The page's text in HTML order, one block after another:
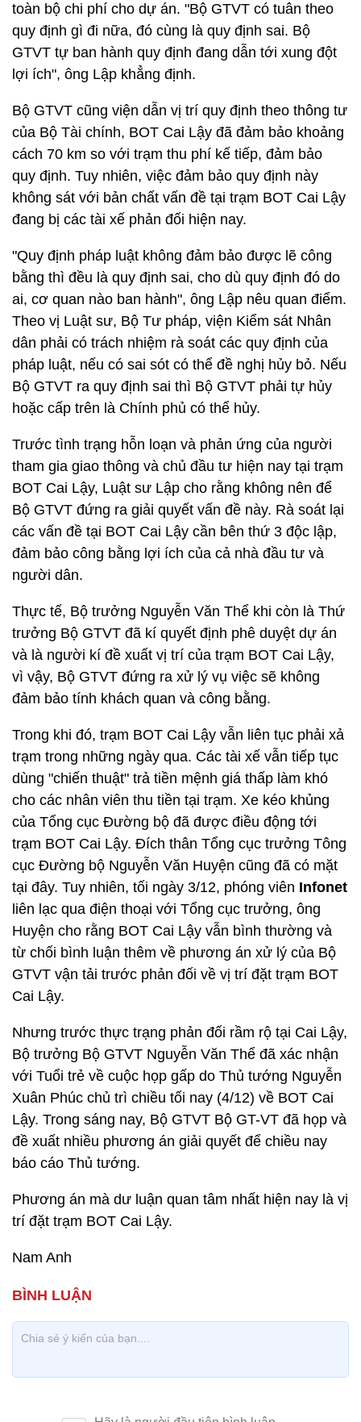
toàn bộ chi phí cho dự án. "Bộ GTVT có tuân theo
quy định gì đi nữa, đó cùng là quy định sai. Bộ
GTVT tự ban hành quy định đang dẫn tới xung đột
lợi ích", ông Lập khẳng định.
Bộ GTVT cũng viện dẫn vị trí quy định theo thông tư
của Bộ Tài chính, BOT Cai Lậy đã đảm bảo khoảng
cách 70 km so với trạm thu phí kế tiếp, đảm bảo
quy định. Tuy nhiên, việc đảm bảo quy định này
không sát với bản chất vấn đề tại trạm BOT Cai Lậy
đang bị các tài xế phản đối hiện nay.
"Quy định pháp luật không đảm bảo được lẽ công
bằng thì đều là quy định sai, cho dù quy định đó do
ai, cơ quan nào ban hành", ông Lập nêu quan điểm.
Theo vị Luật sư, Bộ Tư pháp, viện Kiểm sát Nhân
dân phải có trách nhiệm rà soát các quy định của
pháp luật, nếu có sai sót có thể đề nghị hủy bỏ. Nếu
Bộ GTVT ra quy định sai thì Bộ GTVT phải tự hủy
hoặc cấp trên là Chính phủ có thể hủy.
Trước tình trạng hỗn loạn và phản ứng của người
tham gia giao thông và chủ đầu tư hiện nay tại trạm
BOT Cai Lậy, Luật sư Lập cho rằng không nên để
Bộ GTVT đứng ra giải quyết vấn đề này. Rà soát lại
các vấn đề tại BOT Cai Lậy cần bên thứ 3 độc lập,
đảm bảo công bằng lợi ích của cả nhà đầu tư và
người dân.
Thực tế, Bộ trưởng Nguyễn Văn Thể khi còn là Thứ
trưởng Bộ GTVT đã kí quyết định phê duyệt dự án
và là người kí đề xuất vị trí của trạm BOT Cai Lậy,
vì vậy, Bộ GTVT đứng ra xử lý vụ việc sẽ không
đảm bảo tính khách quan và công bằng.
Trong khi đó, trạm BOT Cai Lậy vẫn liên tục phải xả
trạm trong những ngày qua. Các tài xế vẫn tiếp tục
dùng "chiến thuật" trả tiền mệnh giá thấp làm khó
cho các nhân viên thu tiền tại trạm. Xe kéo khủng
của Tổng cục Đường bộ đã được điều động tới
trạm BOT Cai Lậy. Đích thân Tổng cục trưởng Tông
cục Đường bộ Nguyễn Văn Huyện cũng đã có mặt
tại đây. Tuy nhiên, tối ngày 3/12, phóng viên Infonet
liên lạc qua điện thoại với Tổng cục trưởng, ông
Huyện cho rằng BOT Cai Lậy vẫn bình thường và
từ chối bình luận thêm về phương án xử lý của Bộ
GTVT vận tải trước phản đối về vị trí đặt trạm BOT
Cai Lậy.
Nhưng trước thực trạng phản đối rầm rộ tại Cai Lậy,
Bộ trưởng Bộ GTVT Nguyễn Văn Thể đã xác nhận
với Tuổi trẻ về cuộc họp gấp do Thủ tướng Nguyễn
Xuân Phúc chủ trì chiều tối nay (4/12) về BOT Cai
Lậy. Trong sáng nay, Bộ GTVT Bộ GT-VT đã họp và
đề xuất nhiều phương án giải quyết để chiều nay
báo cáo Thủ tướng.
Phương án mà dư luận quan tâm nhất hiện nay là vị
trí đặt trạm BOT Cai Lậy.
Nam Anh